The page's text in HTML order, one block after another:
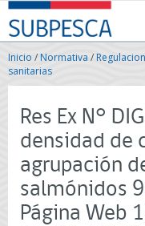
Contenido
principal
SUBPESCA
-
Subsecretaría
de
Pesca
Acuicultura
Gobierno
de
Chile
Inicio /Normativa /
sanitarias
Res Ex N°
densidad de
agrupación
salmónidos
Página Web